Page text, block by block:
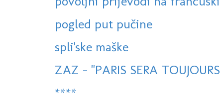
pogled put pučine
spli'ske maške
ZAZ - "PARIS SERA
****